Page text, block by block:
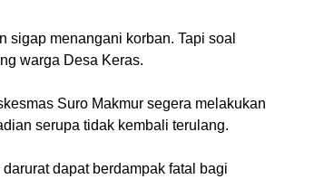
sigap menangani korban. Tapi soal
warga Desa Keras.
Suro Makmur segera melakukan
serupa tidak kembali terulang.
dapat berdampak fatal bagi